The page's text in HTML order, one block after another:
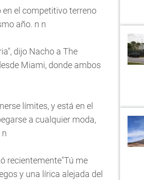
el competitivo terreno
año. n n
dijo Nacho a The
Miami, donde ambos
límites, y está en el
a cualquier moda,
recientemente"Tú me
y una lírica alejada del